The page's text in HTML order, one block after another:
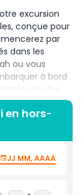
excursion
conçue pour
par
dans les
ou vous
à bord
vers les
vous
avec l'île
Enceinte)
couper le
du Lion, et
des
au-dessus de
en hors-
JJ MM, AAAA